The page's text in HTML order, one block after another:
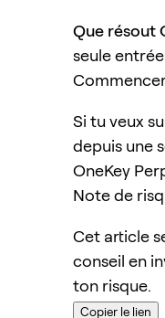
Que résout
seule
Si tu veux
depuis une
OneKey
Note de
Cet article
conseil en
ton risque.
Copier le lien